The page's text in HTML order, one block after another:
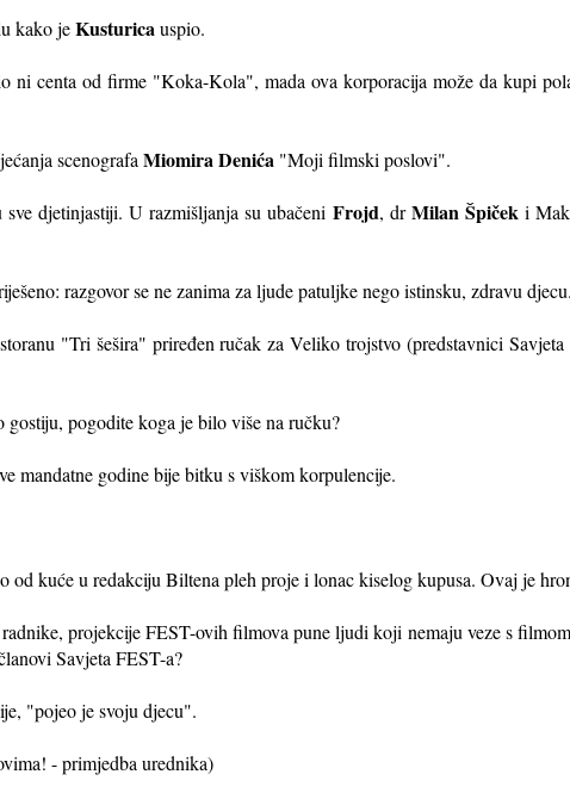
kako jeKusturica uspio.
ni centa od firme "Koka-Kola", mada ova korporacija može da kupi
scenografa Miomira Denića "Moji filmski poslovi".
djetinjastiji. U razmišljanja su ubačeni Frojd, drMilan Špiček i
razgovor se ne zanima za ljude patuljke nego istinsku, zdravu djecu.
"Tri šešira" priređen ručak za Veliko trojstvo (predstavnici
gostiju, pogodite koga je bilo više na ručku?
mandatne godine bije bitku s viškom korpulencije.
od kuće u redakciju Biltena pleh proje i lonac kiselog kupusa. Ovaj je
projekcije FEST-ovih filmova pune ljudi koji nemaju veze s
Savjeta FEST-a?
"pojeo je svoju djecu".
- primjedba urednika)